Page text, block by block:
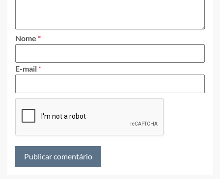
Nome *
E-mail *